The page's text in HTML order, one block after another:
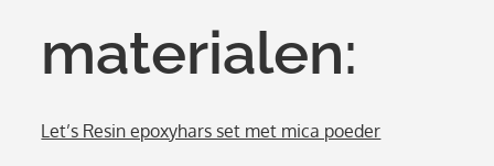
materialen:
Let’s Resin epoxyhars set met mica poeder